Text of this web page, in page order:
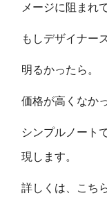
メージに阻まれ
もしデザイナー
明るかったら。
価格が高くなか
シンプルノート
現します。
詳しくは、 こち